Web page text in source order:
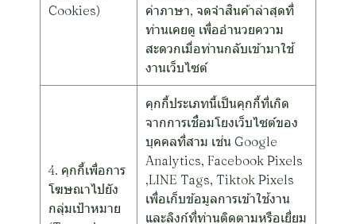
Cookies)
ค่าภาษา, จดจำสินค้าล่าสุดที่
ท่านเคยดู เพื่ออำนวยความ
สะดวกเมื่อท่านกลับเข้ามาใช้
งานเว็บไซต์
4. คุกกี้เพื่อการ
โฆษณาไปยัง
กลุ่มเป้าหมาย
คุกกี้ประเภทนี้เป็นคุกกี้ที่เกิด
จากการเชื่อมโยงเว็บไซต์ของ
บุคคลที่สาม เช่น Google
Analytics, Facebook Pixels
,LINE Tags, Tiktok Pixels
เพื่อเก็บข้อมูลการเข้าใช้งาน
และลิงก์ที่ท่านติดตามหรือเยี่ยม